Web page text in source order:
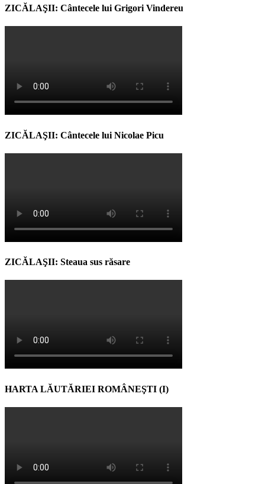
ZICĂLAŞII: Cântecele lui Grigori Vindereu
ZICĂLAŞII: Cântecele lui Nicolae Picu
ZICĂLAŞII: Steaua sus răsare
HARTA LĂUTĂRIEI ROMÂNEŞTI (I)